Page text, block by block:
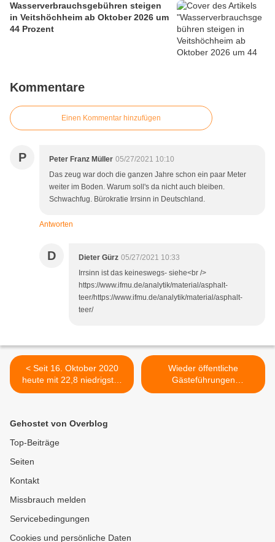
Wasserverbrauchsgebühren steigen
in Veitshöchheim ab Oktober 2026 um
44 Prozent
Kommentare
Einen Kommentar hinzufügen
P Peter Franz Müller 05/27/2021 10:10
Das zeug war doch die ganzen Jahre schon ein paar Meter
weiter im Boden. Warum soll's da nicht auch bleiben.
Schwachfug. Bürokratie Irrsinn in Deutschland.
Antworten
D Dieter Gürz 05/27/2021 10:33
Irrsinn ist das keineswegs- siehe<br />
https://www.ifmu.de/analytik/material/asphalt-
teer/https://www.ifmu.de/analytik/material/asphalt-
teer/
< Seit 16. Oktober 2020
heute mit 22,8 niedrigster
Inzidenzwert im Landkreis
Landkreis Würzburg
erstgeimpft, 18,3 Prozent
erhielten Zweitimpfung
Wieder öffentliche
Gästeführungen
„Sommerfreuden des
Gehostet von Overblog
Top-Beiträge
Seiten
Kontakt
Missbrauch melden
Servicebedingungen
Cookies und persönliche Daten